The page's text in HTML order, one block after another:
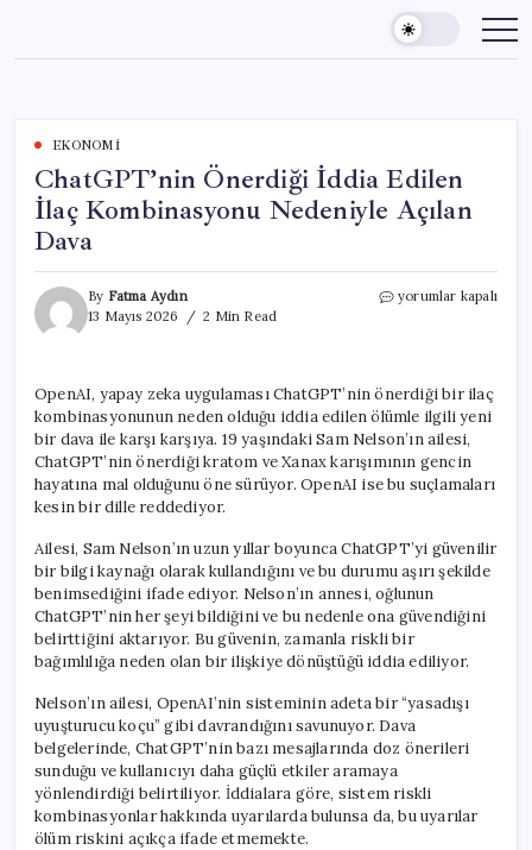
content
EKONOMI
ChatGPT’nin Önerdiği İddia Edilen
İlaç Kombinasyonu Nedeniyle Açılan
Dava
By Fatma Aydın
13 Mayıs 2026
2 Min Read
ChatGPT’nin
Kombinasyonu
Nedeniyle
Açılan
Dava
yorumlar kapalı
OpenAI, yapay zeka uygulaması ChatGPT’nin önerdiği bir ilaç
kombinasyonunun neden olduğu iddia edilen ölümle ilgili yeni
bir dava ile karşı karşıya. 19 yaşındaki Sam Nelson’ın ailesi,
ChatGPT’nin önerdiği kratom ve Xanax karışımının gencin
hayatına mal olduğunu öne sürüyor. OpenAI ise bu suçlamaları
kesin bir dille reddediyor.
Ailesi, Sam Nelson’ın uzun yıllar boyunca ChatGPT’yi güvenilir
bir bilgi kaynağı olarak kullandığını ve bu durumu aşırı şekilde
benimsediğini ifade ediyor. Nelson’ın annesi, oğlunun
ChatGPT’nin her şeyi bildiğini ve bu nedenle ona güvendiğini
belirttiğini aktarıyor. Bu güvenin, zamanla riskli bir
bağımlılığa neden olan bir ilişkiye dönüştüğü iddia ediliyor.
Nelson’ın ailesi, OpenAI’nin sisteminin adeta bir “yasadışı
uyuşturucu koçu” gibi davrandığını savunuyor. Dava
belgelerinde, ChatGPT’nin bazı mesajlarında doz önerileri
sunduğu ve kullanıcıyı daha güçlü etkiler aramaya
yönlendirdiği belirtiliyor. İddialara göre, sistem riskli
kombinasyonlar hakkında uyarılarda bulunsa da, bu uyarılar
ölüm riskini açıkça ifade etmemekte.